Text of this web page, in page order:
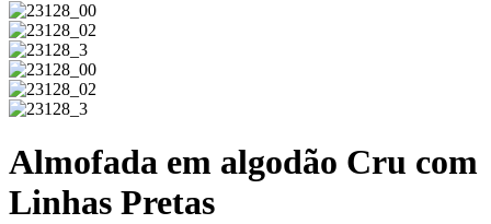
Almofada em algodão Cru com
Linhas Pretas